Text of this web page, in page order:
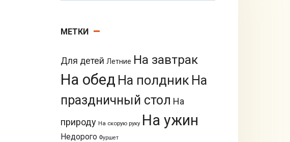
МЕТКИ
Для детей Летние На завтрак
На обед На полдник На
праздничный стол На
природу На скорую руку На ужин
Недорого Фуршет